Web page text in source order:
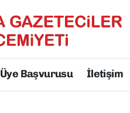
Üye Başvurusu İletişim